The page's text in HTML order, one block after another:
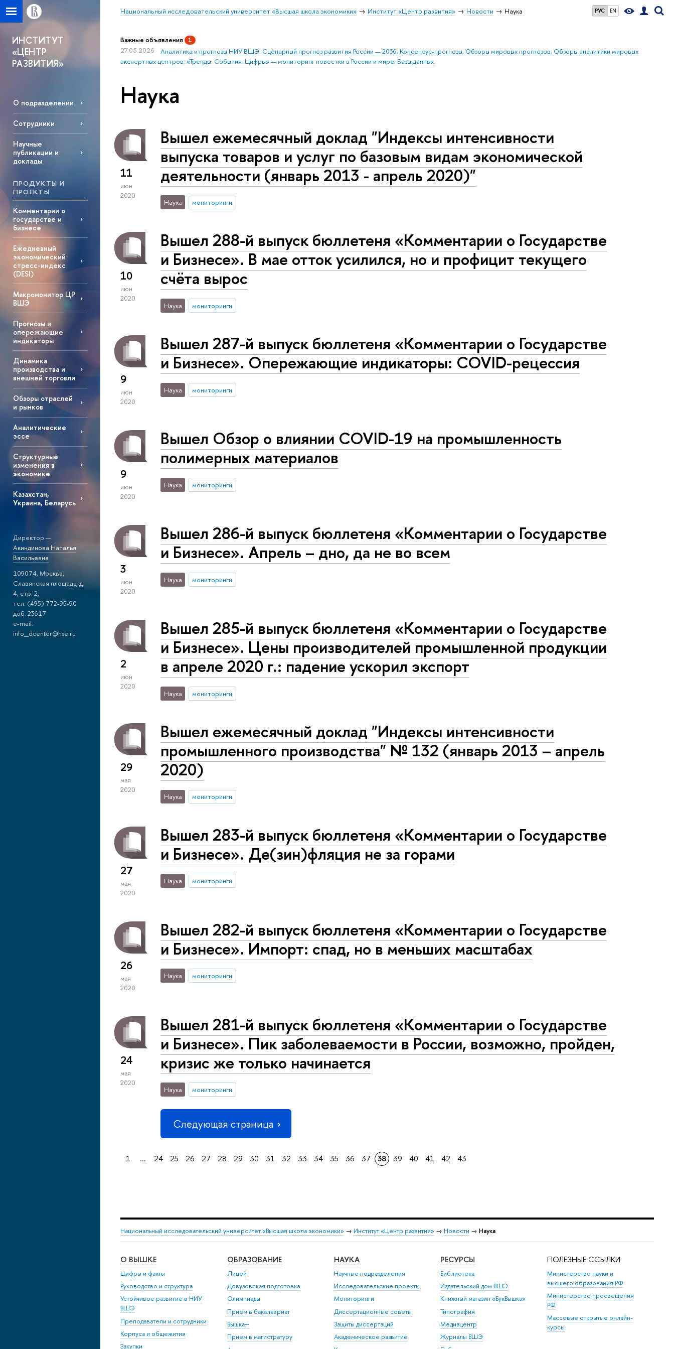
РУС EN
Национальный исследовательский университет «Высшая школа экономики» Институт «Центр развития» Новости Наука
ИНСТИТУТ
«ЦЕНТР
РАЗВИТИЯ»
О подразделении
Сотрудники
Научные
публикации и
доклады
ПРОДУКТЫ И
ПРОЕКТЫ
Комментарии о
государстве и
бизнесе
Ежедневный
экономический
стресс-индекс
(DESI)
Макромонитор ЦР
ВШЭ
Прогнозы и
опережающие
индикаторы
Динамика
производства и
внешней торговли
Обзоры отраслей
и рынков
Аналитические
эссе
Структурные
изменения в
экономике
Казахстан,
Украина, Беларусь
Директор —
Акиндинова Наталья
Васильевна
109074, Москва,
Славянская площадь, д.
4, стр. 2,
тел. (495) 772-95-90
доб. 23617
e-mail:
info_dcenter@hse.ru
Важные объявления 1
27.05.2026
Аналитика и прогнозы НИУ ВШЭ: Сценарный прогноз развития России — 2036; Консенсус-прогнозы; Обзоры мировых прогнозов; Обзоры аналитики мировых
экспертных центров; «Тренды. События. Цифры» — мониторинг повестки в России и мире; Базы данных.
Наука
11
июн
2020
Вышел ежемесячный доклад "Индексы интенсивности
выпуска товаров и услуг по базовым видам экономической
деятельности (январь 2013 - апрель 2020)"
Наука мониторинги
10
июн
2020
Вышел 288-й выпуск бюллетеня «Комментарии о Государстве
и Бизнесе». В мае отток усилился, но и профицит текущего
счёта вырос
Наука мониторинги
9
июн
2020
Вышел 287-й выпуск бюллетеня «Комментарии о Государстве
и Бизнесе». Опережающие индикаторы: COVID-рецессия
Наука мониторинги
9
июн
2020
Вышел Обзор о влиянии COVID-19 на промышленность
полимерных материалов
Наука мониторинги
3
июн
2020
Вышел 286-й выпуск бюллетеня «Комментарии о Государстве
и Бизнесе». Апрель – дно, да не во всем
Наука мониторинги
2
июн
2020
Вышел 285-й выпуск бюллетеня «Комментарии о Государстве
и Бизнесе». Цены производителей промышленной продукции
в апреле 2020 г.: падение ускорил экспорт
Наука мониторинги
29
мая
2020
Вышел ежемесячный доклад "Индексы интенсивности
промышленного производства" № 132 (январь 2013 – апрель
2020)
Наука мониторинги
27
мая
2020
Вышел 283-й выпуск бюллетеня «Комментарии о Государстве
и Бизнесе». Де(зин)фляция не за горами
Наука мониторинги
26
мая
2020
Вышел 282-й выпуск бюллетеня «Комментарии о Государстве
и Бизнесе». Импорт: спад, но в меньших масштабах
Наука мониторинги
24
мая
2020
Вышел 281-й выпуск бюллетеня «Комментарии о Государстве
и Бизнесе». Пик заболеваемости в России, возможно, пройден,
кризис же только начинается
Наука мониторинги
Следующая страница
1 ... 24 25 26 27 28 29 30 31 32 33 34 35 36 37 38 39 40 41 42 43
Национальный исследовательский университет «Высшая школа экономики» → Институт «Центр развития» → Новости → Наука
О ВЫШКЕ
Цифры и факты
Руководство и структура
Устойчивое развитие в НИУ
ВШЭ
Преподаватели и сотрудники
Корпуса и общежития
Закупки
ОБРАЗОВАНИЕ
Лицей
Довузовская подготовка
Олимпиады
Прием в бакалавриат
Вышка+
Прием в магистратуру
НАУКА
Научные подразделения
Исследовательские проекты
Мониторинги
Диссертационные советы
Защиты диссертаций
Академическое развитие
РЕСУРСЫ
Библиотека
Издательский дом ВШЭ
Книжный магазин «БукВышка»
Типография
Медиацентр
Журналы ВШЭ
ПОЛЕЗНЫЕ ССЫЛКИ
Министерство науки и
высшего образования РФ
Министерство просвещения
РФ
Массовые открытые онлайн-
курсы